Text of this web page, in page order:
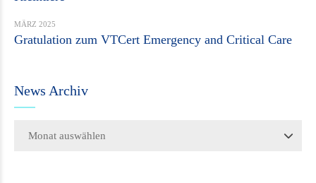
MÄRZ 2025
Gratulation zum VTCert Emergency and Critical Care
News Archiv
Monat auswählen